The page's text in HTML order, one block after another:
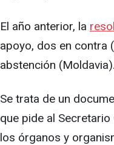
El año anterior, la
apoyo, dos en contra
abstención (Moldavia).
Se trata de un
que pide al
los órganos y